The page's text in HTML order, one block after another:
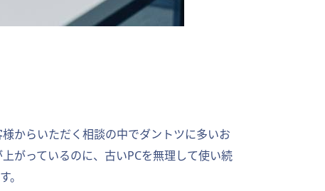
からいただく相談の中でダントツに多いお
がっているのに、古いPCを無理して使い続
。